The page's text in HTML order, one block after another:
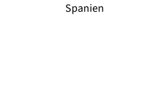
Spanien